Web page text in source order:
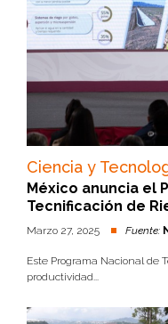
Ciencia y
México anuncia el
Tecnificación de
Marzo 27, 2025 Fuente:
Este Programa Nacional de
productividad...